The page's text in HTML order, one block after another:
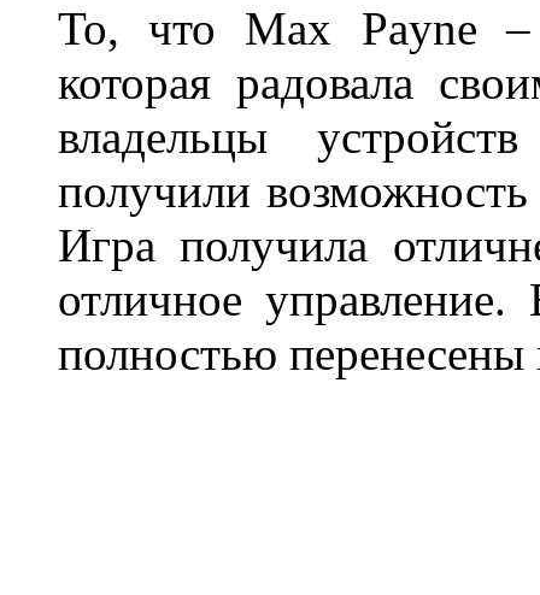
То, что Max Payne –
которая радовала
владельцы
получили возможность
Игра получила
отличное
полностью